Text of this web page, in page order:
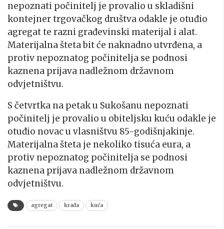
nepoznati počinitelj je provalio u skladišni
kontejner trgovačkog društva odakle je otuđio
agregat te razni građevinski materijal i alat.
Materijalna šteta bit će naknadno utvrđena, a
protiv nepoznatog počinitelja se podnosi
kaznena prijava nadležnom državnom
odvjetništvu.
S četvrtka na petak u Sukošanu nepoznati
počinitelj je provalio u obiteljsku kuću odakle je
otuđio novac u vlasništvu 85-godišnjakinje.
Materijalna šteta je nekoliko tisuća eura, a
protiv nepoznatog počinitelja se podnosi
kaznena prijava nadležnom državnom
odvjetništvu.
agregat krađa kuća